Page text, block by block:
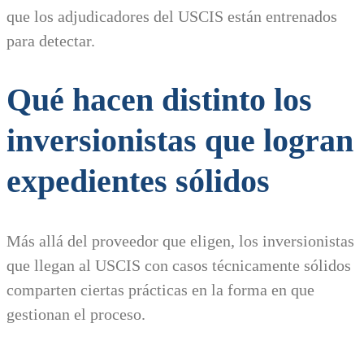
que los adjudicadores del USCIS están entrenados
para detectar.
Qué hacen distinto los
inversionistas que logran
expedientes sólidos
Más allá del proveedor que eligen, los inversionistas
que llegan al USCIS con casos técnicamente sólidos
comparten ciertas prácticas en la forma en que
gestionan el proceso.